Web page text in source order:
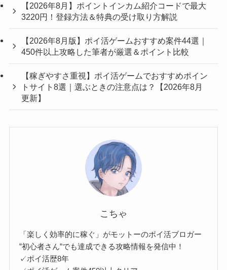
【2026年8月】ポイントインカム紹介コードで最大
3220円！登録方法＆特典の受け取り方解説
【2026年8月版】ポイ活ゲームおすすめ案件44選｜
450件以上攻略した筆者が厳選＆ポイント比較
【稼ぎやすさ重視】ポイ活ゲームでおすすめポイン
トサイト8選｜選ぶときの注意点は？【2026年8月
更新】
こちゃ
「楽しく効率的に稼ぐ」がモットーのポイ活ブロガー
”初心者さん”でも達成できる攻略情報を発信中！
✓ポイ活歴8年